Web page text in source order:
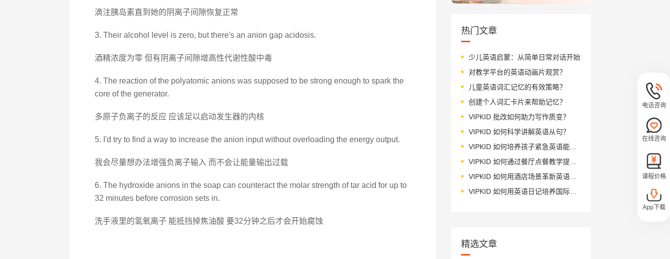
滴注胰岛素直到她的阴离子间隙恢复正常
3. Their alcohol level is zero, but there's an anion gap acidosis.
酒精浓度为零 但有阴离子间隙增高性代谢性酸中毒
4. The reaction of the polyatomic anions was supposed to be strong enough to spark the
core of the generator.
多原子负离子的反应 应该足以启动发生器的内核
5. I'd try to find a way to increase the anion input without overloading the energy output.
我会尽量想办法增强负离子输入 而不会让能量输出过载
6. The hydroxide anions in the soap can counteract the molar strength of tar acid for up to
32 minutes before corrosion sets in.
洗手液里的氢氧离子 能抵挡掉焦油酸 要32分钟之后才会开始腐蚀
热门文章
少儿英语启蒙：从简单日常对话开始
对教学平台的英语动画片观赏？
儿童英语词汇记忆的有效策略？
创建个人词汇卡片来帮助记忆？
VIPKID 批改如何助力写作质变？
VIPKID 如何科学讲解英语从句？
VIPKID 如何培养孩子紧急英语能力？
VIPKID 如何通过餐厅点餐教学提升少儿英语应用能力？
VIPKID 如何用酒店场景革新英语教学？
VIPKID 如何用英语日记培养国际化人才？
精选文章
电话咨询
在线咨询
课程价格
App下载